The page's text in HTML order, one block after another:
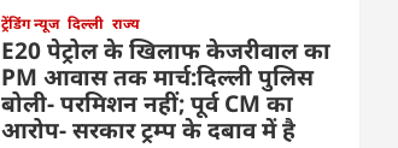
ट्रेंडिंग न्यूज दिल्ली राज्य
E20 पेट्रोल के खिलाफ केजरीवाल का
PM आवास तक मार्च:दिल्ली पुलिस
बोली- परमिशन नहीं; पूर्व CM का
आरोप- सरकार ट्रम्प के दबाव में है